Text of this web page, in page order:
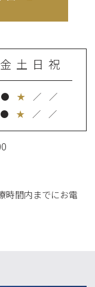
金 土 日 祝
● ★ ／ ／
● ★ ／ ／
時間内までにお電